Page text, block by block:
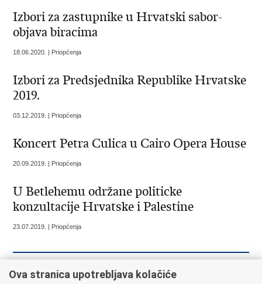
Izbori za zastupnike u Hrvatski sabor-
objava biracima
18.06.2020. | Priopćenja
Izbori za Predsjednika Republike Hrvatske
2019.
03.12.2019. | Priopćenja
Koncert Petra Culica u Cairo Opera House
20.09.2019. | Priopćenja
U Betlehemu održane politicke
konzultacije Hrvatske i Palestine
23.07.2019. | Priopćenja
« Prethodna 1 2 3 Sljedeća »
Ova stranica upotrebljava kolačiće